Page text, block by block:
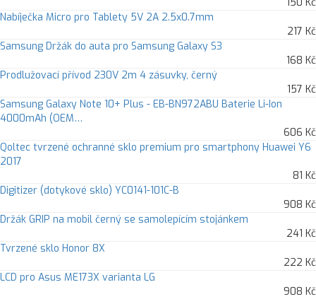
Nabíječka Micro pro Tablety 5V 2A 2.5x0.7mm
217 Kč
Samsung Držák do auta pro Samsung Galaxy S3
168 Kč
Prodlužovací přívod 230V 2m 4 zásuvky, černý
157 Kč
Samsung Galaxy Note 10+ Plus - EB-BN972ABU Baterie Li-Ion
4000mAh (OEM…
606 Kč
Qoltec tvrzené ochranné sklo premium pro smartphony Huawei Y6
2017
81 Kč
Digitizer (dotykové sklo) YC0141-101C-B
908 Kč
Držák GRIP na mobil černý se samolepícím stojánkem
241 Kč
Tvrzené sklo Honor 8X
222 Kč
LCD pro Asus ME173X varianta LG
908 Kč